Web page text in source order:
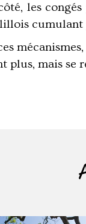
les
cumulant
plus, mais